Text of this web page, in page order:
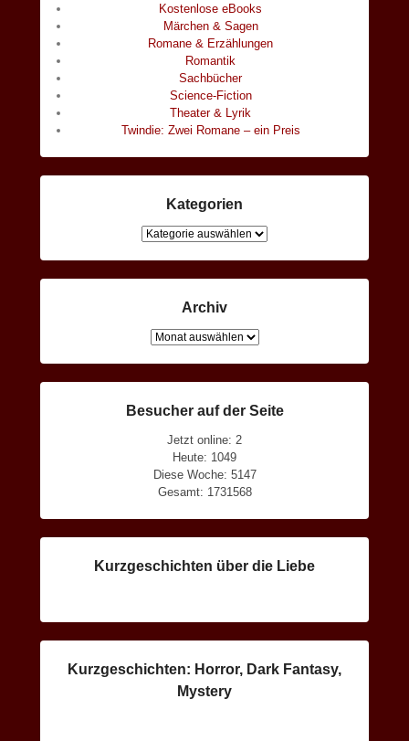
Kostenlose eBooks
Märchen & Sagen
Romane & Erzählungen
Romantik
Sachbücher
Science-Fiction
Theater & Lyrik
Twindie: Zwei Romane – ein Preis
Kategorien
Kategorien
Archiv
Archiv
Besucher auf der Seite
Jetzt online: 2
Heute: 1049
Diese Woche: 5147
Gesamt: 1731568
Kurzgeschichten über die Liebe
Kurzgeschichten: Horror, Dark Fantasy,
Mystery